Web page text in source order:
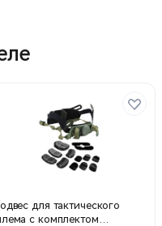
для тактического
с комплектом